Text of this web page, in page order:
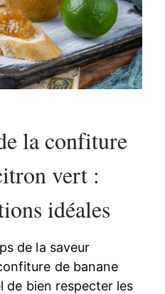
la confiture
vert :
idéales
de la saveur
de banane
de bien respecter les